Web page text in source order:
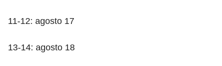
11-12: agosto 17
13-14: agosto 18